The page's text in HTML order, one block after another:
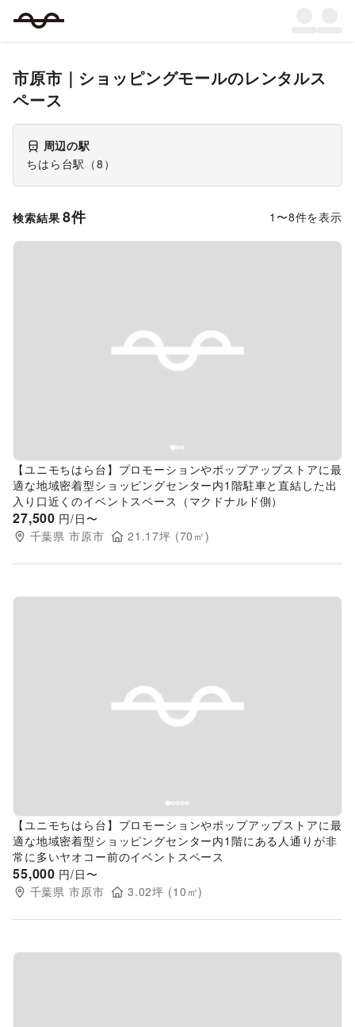
市原市 ｜ ショッピングモールのレンタルス
ペース
周辺の駅
ちはら台駅 （8 ）
検索結果 8件 1 〜8件を表示
Previous slide
【ユニモちはら台】プロモーションやポップアップストアに最
適な地域密着型ショッピングセンター内1階駐車と直結した出
入り口近くのイベントスペース（マクドナルド側）
27,500 円/日〜
千葉県 市原市 21.17坪 (70 ㎡)
Previous slide
【ユニモちはら台】プロモーションやポップアップストアに最
適な地域密着型ショッピングセンター内1階にある人通りが非
常に多いヤオコー前のイベントスペース
55,000 円/日〜
千葉県 市原市 3.02坪 (10 ㎡)